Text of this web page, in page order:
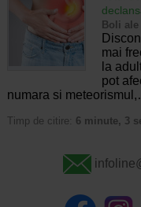
Boli
mai
la
pot
numara si
Timp de citire: 6 minute, 3